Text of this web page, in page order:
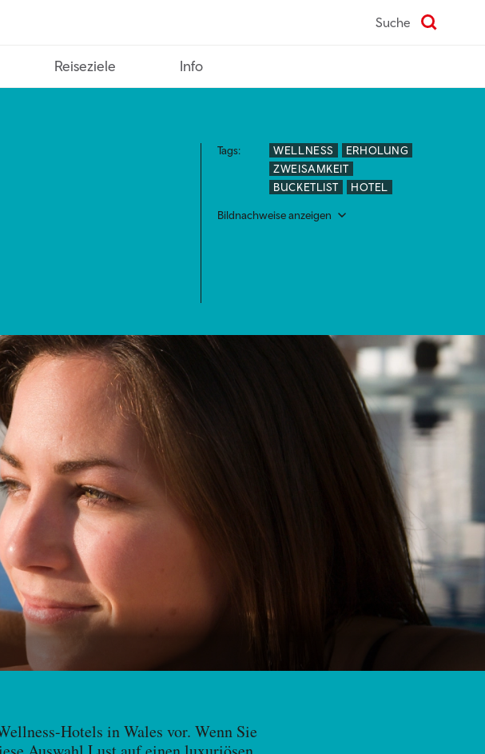
Suche
Reiseziele Info
Tags: WELLNESS
ERHOLUNG
ZWEISAMKEIT
BUCKETLIST
HOTEL
Bildnachweise anzeigen
Hotels in Wales vor. Wenn Sie